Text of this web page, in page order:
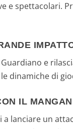
e spettacolari.
e
dinamiche di
IL
lanciare un